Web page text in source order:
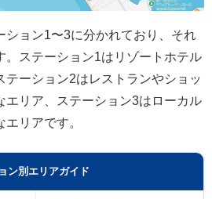
ション1〜3に分かれており、それ
。ステーション1はリゾートホテル
テーション2はレストランやショッ
エリア、ステーション3はローカル
リアです。
ン別エリアガイド